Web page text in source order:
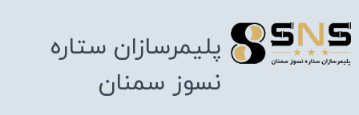
پلیمرسازان ستاره
نسوز سمنان